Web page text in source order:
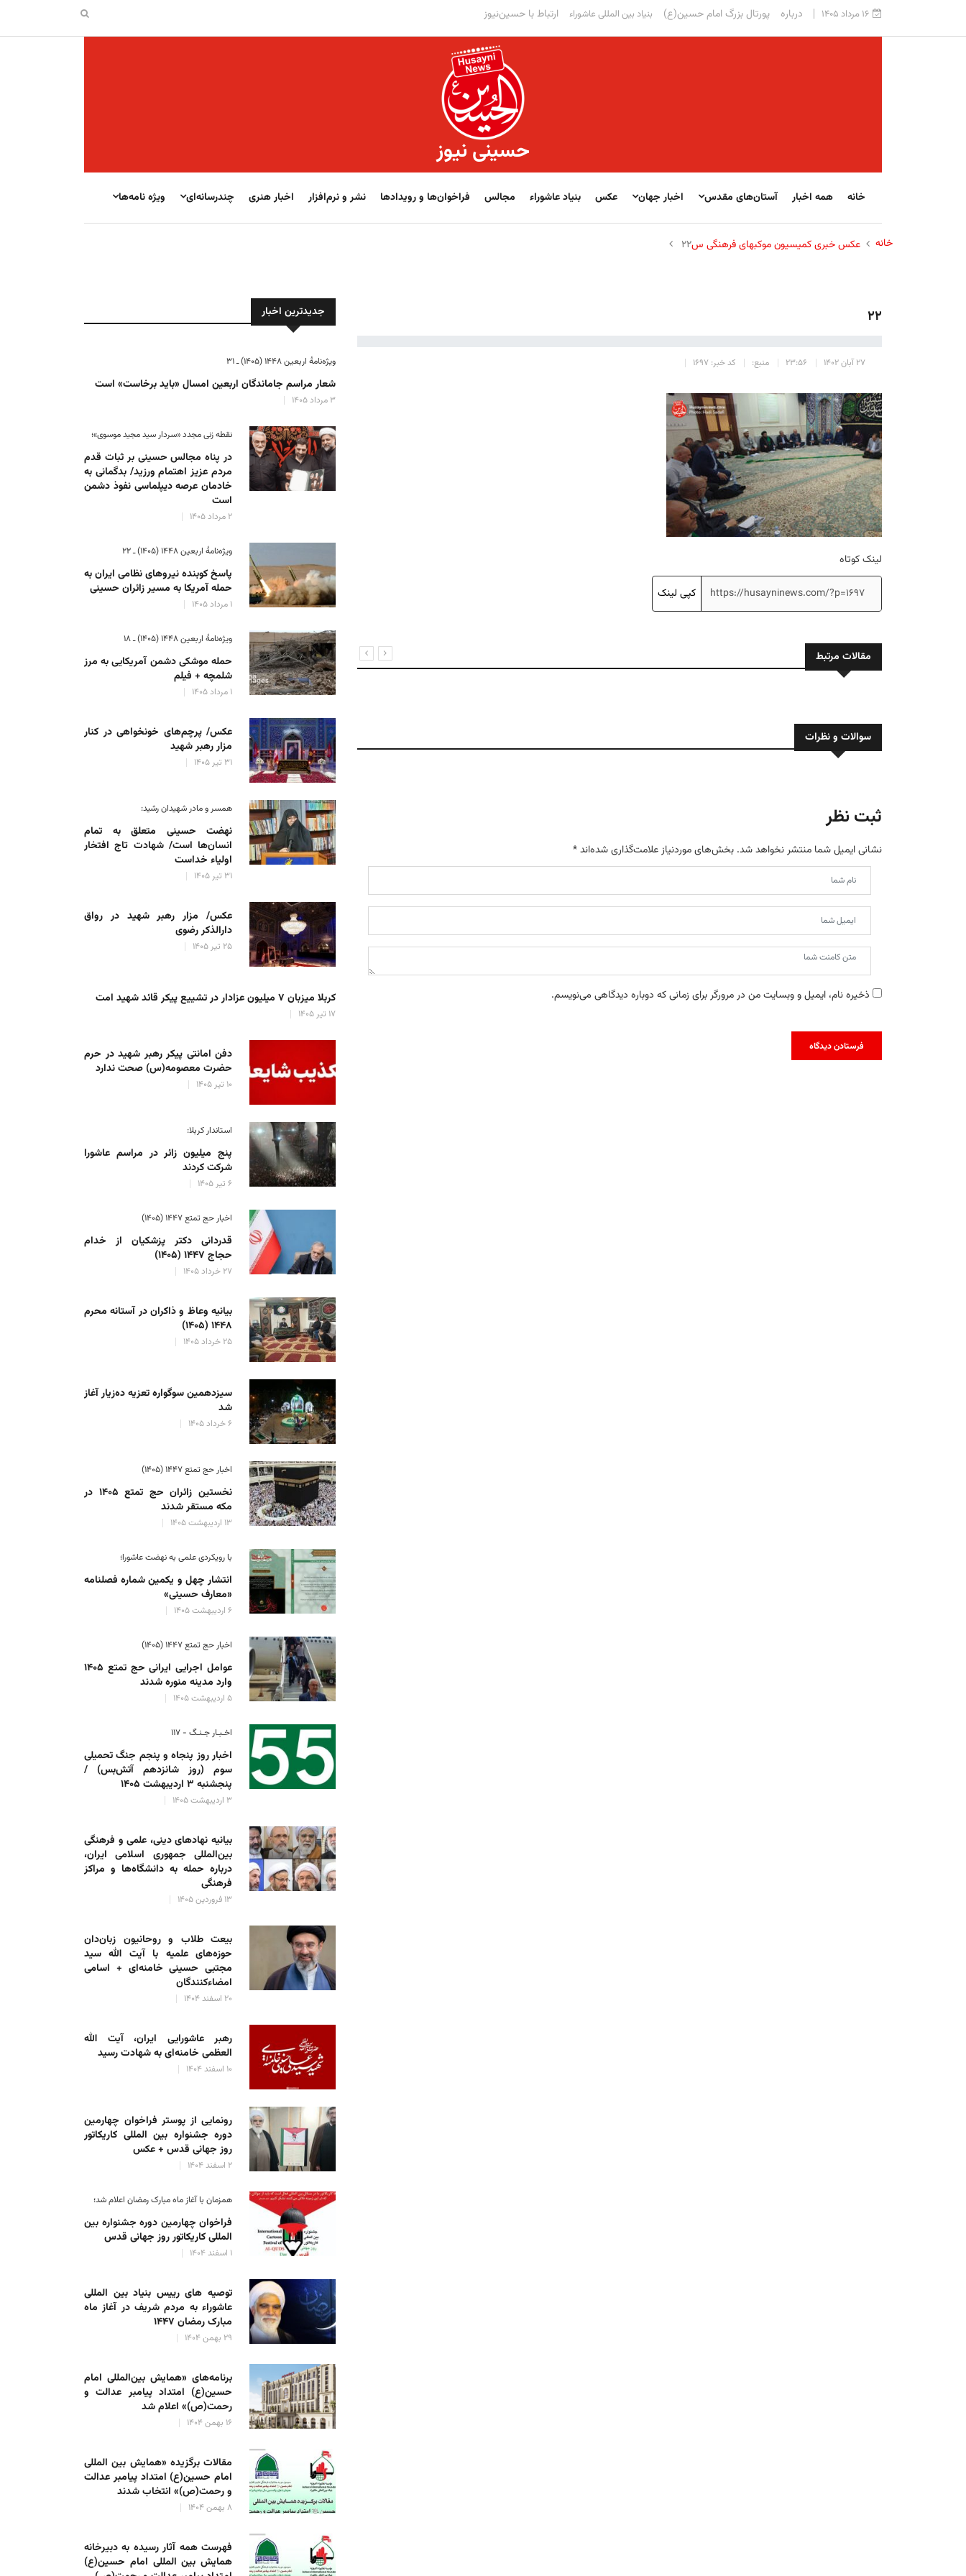
۱۶ مرداد ۱۴۰۵ درباره پورتال بزرگ امام حسین(ع) بنیاد بین المللی عاشوراء ارتباط با حسین‌نیوز
حسینی نیوز
خانه همه اخبار آستان‌های مقدس اخبار جهان عکس بنیاد عاشوراء مجالس فراخوان‌‏‏‏ها و رویدادها نشر و نرم‌افزار اخبار هنری چندرسانه‌ای ویژه نامه‌ها
خانه عکس خبری کمیسیون موکبهای فرهنگی س۲۲
۲۲
۲۷ آبان ۱۴۰۲ ۲۳:۵۶ منبع: کد خبر: ۱۶۹۷
لینک کوتاه
کپی لینک
مقالات مرتبط
سوالات و نظرات
ثبت نظر
نشانی ایمیل شما منتشر نخواهد شد. بخش‌های موردنیاز علامت‌گذاری شده‌اند*
ذخیره نام، ایمیل و وبسایت من در مرورگر برای زمانی که دوباره دیدگاهی می‌نویسم.
جدیدترین اخبار
ویژه‌نامهٔ اربعین ۱۴۴۸ (۱۴۰۵) ـ ۳۱
شعار مراسم جاماندگان اربعین امسال «باید برخاست» است
۳ مرداد ۱۴۰۵
نقطه زنی مجدد «سردار سید مجید موسوی»؛
در پناه مجالس حسینی بر ثبات‌ قدم
مردم عزیز اهتمام ورزید/ بدگمانی به
خادمان عرصه دیپلماسی نفوذ دشمن
است
۲ مرداد ۱۴۰۵
ویژه‌نامهٔ اربعین ۱۴۴۸ (۱۴۰۵) ـ ۲۲
پاسخ کوبنده نیروهای نظامی ایران به
حمله آمریکا به مسیر زائران حسینی
۱ مرداد ۱۴۰۵
ویژه‌نامهٔ اربعین ۱۴۴۸ (۱۴۰۵) ـ ۱۸
حمله موشکی دشمن آمریکایی به مرز
شلمچه + فیلم
۱ مرداد ۱۴۰۵
عکس/ پرچم‌های خونخواهی در کنار
مزار رهبر شهید
۳۱ تیر ۱۴۰۵
همسر و مادر شهیدان رشید:
نهضت حسینی متعلق به تمام
انسان‌ها است/ شهادت تاج افتخار
اولیاء خداست
۳۱ تیر ۱۴۰۵
عکس/ مزار رهبر شهید در رواق
دارالذکر رضوی
۲۵ تیر ۱۴۰۵
کربلا میزبان ۷ میلیون عزادار در تشییع پیکر قائد شهید امت
۱۷ تیر ۱۴۰۵
دفن امانتی پیکر رهبر شهید در حرم
حضرت معصومه(س) صحت ندارد
۱۰ تیر ۱۴۰۵
استاندار کربلا:
پنج میلیون زائر در مراسم عاشورا
شرکت کردند
۶ تیر ۱۴۰۵
اخبار حج تمتع ۱۴۴۷ (۱۴۰۵)
قدردانی دکتر پزشکیان از خدام
حجاج ۱۴۴۷ (۱۴۰۵)
۲۷ خرداد ۱۴۰۵
بیانیه وعاظ و ذاکران در آستانه محرم
۱۴۴۸ (۱۴۰۵)
۲۵ خرداد ۱۴۰۵
سیزدهمین سوگواره تعزیه ده‌زیار آغاز
شد
۶ خرداد ۱۴۰۵
اخبار حج تمتع ۱۴۴۷ (۱۴۰۵)
نخستین زائران حج تمتع ۱۴۰۵ در
مکه مستقر شدند
۱۳ اردیبهشت ۱۴۰۵
با رویکردی علمی به نهضت عاشورا؛
انتشار چهل و یکمین شماره فصلنامه
«معارف حسینی»
۶ اردیبهشت ۱۴۰۵
اخبار حج تمتع ۱۴۴۷ (۱۴۰۵)
عوامل اجرایی ایرانی حج تمتع ۱۴۰۵
وارد مدینه منوره ‌شدند
۵ اردیبهشت ۱۴۰۵
اخـبـار جـنـگ - ۱۱۷
اخبار روز پنجاه و پنجم جنگ تحمیلی
سوم (روز شانزدهم آتش‌بس) /
پنجشنبه ۳ اردیبهشت ۱۴۰۵
۳ اردیبهشت ۱۴۰۵
بیانیه نهادهای دینی، علمی و فرهنگی
بین‌المللی جمهوری اسلامی ایران،
درباره حمله به دانشگاه‌ها و مراکز
فرهنگی
۱۳ فروردین ۱۴۰۵
بیعت طلاب و روحانیون زبان‌دان
حوزه‌های علمیه با آیت الله سید
مجتبی حسینی خامنه‌ای + اسامی
امضاءکنندگان
۲۰ اسفند ۱۴۰۴
رهبر عاشورایی ایران، آیت الله
العظمی خامنه‌ای به شهادت رسید
۱۰ اسفند ۱۴۰۴
رونمایی از پوستر فراخوان چهارمین
دوره جشنواره بین المللی کاریکاتور
روز جهانی قدس + عکس
۲ اسفند ۱۴۰۴
همزمان با آغاز ماه مبارک رمضان اعلام شد؛
فراخوان چهارمین دوره جشنواره بین
المللی کاریکاتور روز جهانی قدس
۱ اسفند ۱۴۰۴
توصیه های رییس بنیاد بین المللی
عاشوراء به مردم شریف در آغاز ماه
مبارک رمضان ۱۴۴۷
۲۹ بهمن ۱۴۰۴
برنامه‌های «همایش بین‌المللی امام
حسین(ع) امتداد پیامبر عدالت و
رحمت(ص)» اعلام شد
۱۶ بهمن ۱۴۰۴
مقالات برگزیده «همایش بین المللی
امام حسین(ع) امتداد پیامبر عدالت
و رحمت(ص)» انتخاب شدند
۸ بهمن ۱۴۰۴
فهرست همه آثار رسیده به دبیرخانه
همایش بین المللی امام حسین(ع)